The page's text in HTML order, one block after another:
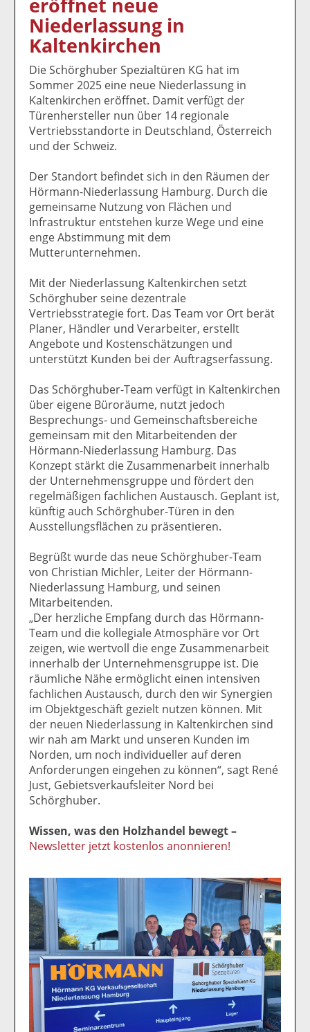
F
ac
e
b
o
te
il
e
n
tt
er
n
n
k
di
il
e
v
n
d
n
Niederlassung in
Kaltenkirchen
Die Schörghuber Spezialtüren KG hat im
Sommer 2025 eine neue Niederlassung in
Kaltenkirchen eröffnet. Damit verfügt der
Türenhersteller nun über 14 regionale
Vertriebsstandorte in Deutschland, Österreich
und der Schweiz.
Der Standort befindet sich in den Räumen der
Hörmann-Niederlassung Hamburg. Durch die
gemeinsame Nutzung von Flächen und
Infrastruktur entstehen kurze Wege und eine
enge Abstimmung mit dem
Mutterunternehmen.
Mit der Niederlassung Kaltenkirchen setzt
Schörghuber seine dezentrale
Vertriebsstrategie fort. Das Team vor Ort berät
Planer, Händler und Verarbeiter, erstellt
Angebote und Kostenschätzungen und
unterstützt Kunden bei der Auftragserfassung.
Das Schörghuber-Team verfügt in Kaltenkirchen
über eigene Büroräume, nutzt jedoch
Besprechungs- und Gemeinschaftsbereiche
gemeinsam mit den Mitarbeitenden der
Hörmann-Niederlassung Hamburg. Das
Konzept stärkt die Zusammenarbeit innerhalb
der Unternehmensgruppe und fördert den
regelmäßigen fachlichen Austausch. Geplant ist,
künftig auch Schörghuber-Türen in den
Ausstellungsflächen zu präsentieren.
Begrüßt wurde das neue Schörghuber-Team
von Christian Michler, Leiter der Hörmann-
Niederlassung Hamburg, und seinen
Mitarbeitenden.
„Der herzliche Empfang durch das Hörmann-
Team und die kollegiale Atmosphäre vor Ort
zeigen, wie wertvoll die enge Zusammenarbeit
innerhalb der Unternehmensgruppe ist. Die
räumliche Nähe ermöglicht einen intensiven
fachlichen Austausch, durch den wir Synergien
im Objektgeschäft gezielt nutzen können. Mit
der neuen Niederlassung in Kaltenkirchen sind
wir nah am Markt und unseren Kunden im
Norden, um noch individueller auf deren
Anforderungen eingehen zu können“, sagt René
Just, Gebietsverkaufsleiter Nord bei
Schörghuber.
Wissen, was den Holzhandel bewegt –
Newsletter jetzt kostenlos anonnieren!